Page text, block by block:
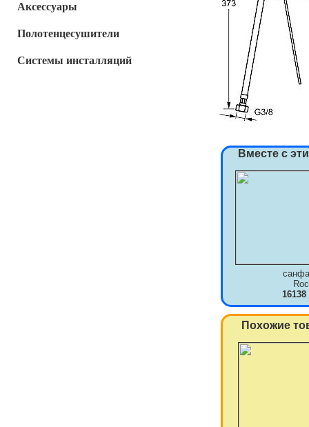
Аксессуары
Полотенцесушители
Системы инсталляций
Вместе с
16138
Похожие